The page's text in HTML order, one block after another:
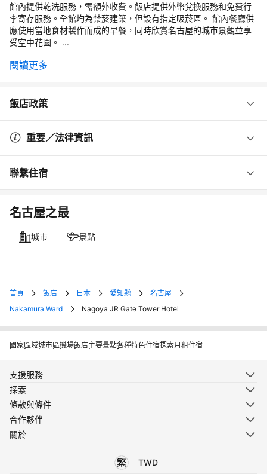
館內提供乾洗服務，需額外收費。飯店提供外幣兌換服務和免費行
李寄存服務。全館均為禁菸建築，但設有指定吸菸區。 館內餐廳供
應使用當地食材製作而成的早餐，同時欣賞名古屋的城市景觀並享
受空中花園。 ...
閱讀更多
飯店政策
重要／法律資訊
聯繫住宿
名古屋之最
城市 景點
首頁 飯店 日本 愛知縣
名古屋
Nakamura Ward
Nagoya JR Gate Tower Hotel
國家區域城市區機場飯店主要景點各種特色住宿探索月租住宿
支援服務
探索
條款與條件
合作夥伴
關於
選擇您使用的語言
TWD
選擇您使用的貨幣